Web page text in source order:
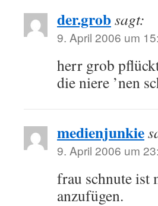
der.grobsagt:
9. April 2006 um
herr grob
die niere ’nen
medienjunkie
9. April 2006 um
frau schnute ist
anzufügen.